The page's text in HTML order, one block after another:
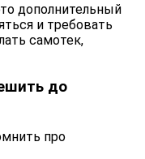
дополнительный
и требовать
самотек,
до
про